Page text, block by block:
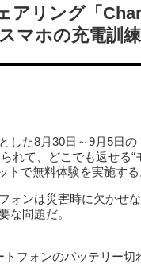
アリング「
マホの充電訓
した8月30日～9月5日
れて、どこでも返せる“
で無料体験を実施する
ォンは災害時に欠かせ
な問題だ。
フォンのバッテリー切